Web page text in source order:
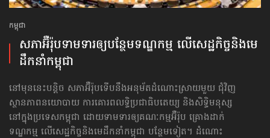
កម្ពុជា
សភាអ៊ឺរ៉ុបទាមទារ​ឲ្យបន្ថែម​ទណ្ឌកម្ម លើសេដ្ឋកិច្ច​និងមេ
ដឹកនាំកម្ពុជា
នៅមុននេះបន្តិច សភាអ៊ឺរ៉ុបទើបនឹងអនុម័តដំណោះស្រាយមួយ ជុំវិញ
ស្ថានភាពនយោបាយ ការគោរព​លទ្ធិ​ប្រជាធិបតេយ្យ និងសិទ្ធិមនុស្ស
នៅក្នុងប្រទេសកម្ពុជា ដោយទាមទារឲ្យគណៈកម្មអ៊ឺរ៉ុប គ្រោងដាក់​
ទណ្ឌកម្ម លើសេដ្ឋកិច្ច​និងមេដឹកនាំកម្ពុជា បន្ថែមទៀត។ ដំណោះ